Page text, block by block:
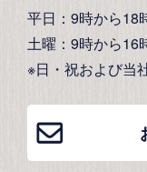
平日：9時から18
土曜：9時から16
※日・祝および当